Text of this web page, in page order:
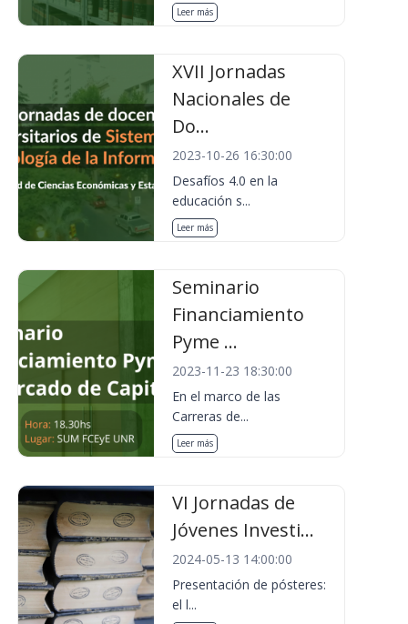
Leer más
XVII Jornadas
Nacionales de
Do...
2023-10-26 16:30:00
Desafíos 4.0 en la
educación s...
Leer más
Seminario
Financiamiento
Pyme ...
2023-11-23 18:30:00
En el marco de las
Carreras de...
Leer más
VI Jornadas de
Jóvenes Investi...
2024-05-13 14:00:00
Presentación de pósteres:
el l...